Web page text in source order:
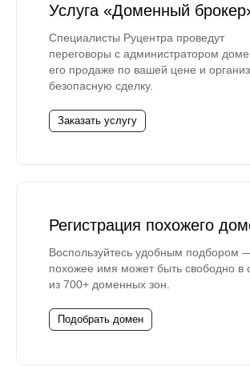
Услуга «Доменный
Специалисты Руцентра проведут
переговоры с администратором
его продаже по вашей цене и
безопасную сделку.
Заказать услугу
Регистрация похожего
Воспользуйтесь удобным подбором
похожее имя может быть свободно в
из 700+ доменных зон.
Подобрать домен